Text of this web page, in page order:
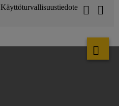
Käyttöturvallisuustiedote